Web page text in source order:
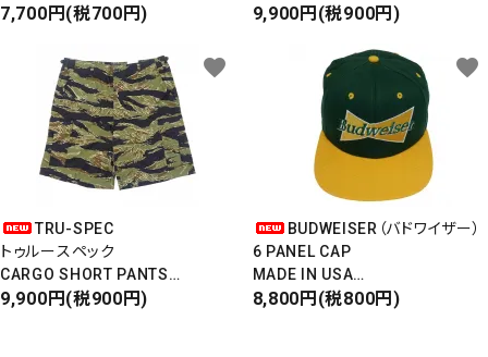
半袖Tシャツ
7,700円(税700円)
カーゴショートパンツ
タイガーカモ
9,900円(税900円)
TRU-SPEC
トゥルースペック
CARGO SHORT PANTS
カーゴショートパンツ
9,900円(税900円)
favorite
BUDWEISER（バドワイザー）
6 PANEL CAP
MADE IN USA
Front Design
8,800円(税800円)
favorite